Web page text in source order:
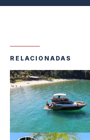
RELACIONADAS